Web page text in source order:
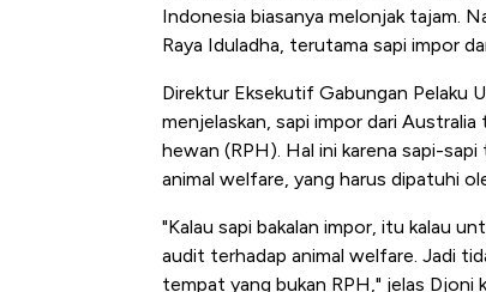
Indonesia biasanya melonjak tajam.
Raya Iduladha, terutama sapi impor
Direktur Eksekutif Gabungan Pelaku
menjelaskan, sapi impor dari
hewan (RPH). Hal ini karena sapi-
animal welfare, yang harus dipatuhi
"Kalau sapi bakalan impor, itu kalau
audit terhadap animal welfare. Jadi
tempat yang bukan RPH," jelas